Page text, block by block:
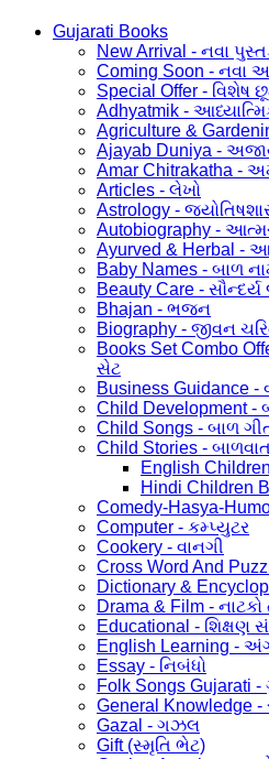
Gujarati Books
New Arrival - નવા
Coming Soon - નવા
Special Offer - વિશેષ
Adhyatmik -
Agriculture &
Ajayab Duniya -
Amar Chitrakatha -
Articles - લેખો
Astrology -
Autobiography -
Ayurved & Herbal -
Baby Names - બાળ
Beauty Care -
Bhajan - ભજન
Biography - જીવન
Books Set Combo
સેટ
Business Guidance -
Child Development -
Child Songs - બાળ
Child Stories -
English
Hindi Children
Comedy-Hasya-
Computer - કમ્પ્યુટર
Cookery - વાનગી
Cross Word And
Dictionary &
Drama & Film - નાટકો
Educational - શિક્ષણ
English Learning -
Essay - નિબંધો
Folk Songs Gujarati
General Knowledge -
Gazal - ગઝલ
Gift (સ્મૃતિ ભેટ)